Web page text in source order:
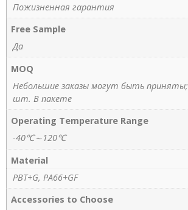
Пожизненная гарантия
Free Sample
Да
MOQ
Небольшие заказы могут быть
шт. В пакете
Operating Temperature Range
-40℃～120℃
Material
PBT+G, PA66+GF
Accessories to Choose